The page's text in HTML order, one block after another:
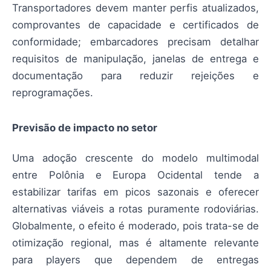
Transportadores devem manter perfis atualizados,
comprovantes de capacidade e certificados de
conformidade; embarcadores precisam detalhar
requisitos de manipulação, janelas de entrega e
documentação para reduzir rejeições e
reprogramações.
Previsão de impacto no setor
Uma adoção crescente do modelo multimodal
entre Polônia e Europa Ocidental tende a
estabilizar tarifas em picos sazonais e oferecer
alternativas viáveis a rotas puramente rodoviárias.
Globalmente, o efeito é moderado, pois trata-se de
otimização regional, mas é altamente relevante
para players que dependem de entregas